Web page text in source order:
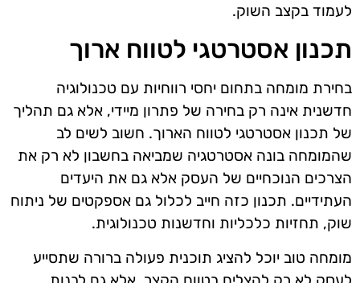
לעמוד בקצב השוק.
תכנון אסטרטגי לטווח ארוך
בחירת מומחה בתחום יחסי רווחיות עם טכנולוגיה
חדשנית אינה רק בחירה של פתרון מיידי, אלא גם תהליך
של תכנון אסטרטגי לטווח הארוך. חשוב לשים לב
שהמומחה בונה אסטרטגיה שמביאה בחשבון לא רק את
הצרכים הנוכחיים של העסק אלא גם את היעדים
העתידיים. תכנון כזה חייב לכלול גם אספקטים של ניתוח
שוק, תחזיות כלכליות וחדשנות טכנולוגית.
מומחה טוב יוכל להציג תוכנית פעולה ברורה שתסייע